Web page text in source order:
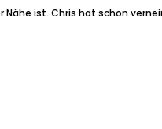
ist. Chris hat schon